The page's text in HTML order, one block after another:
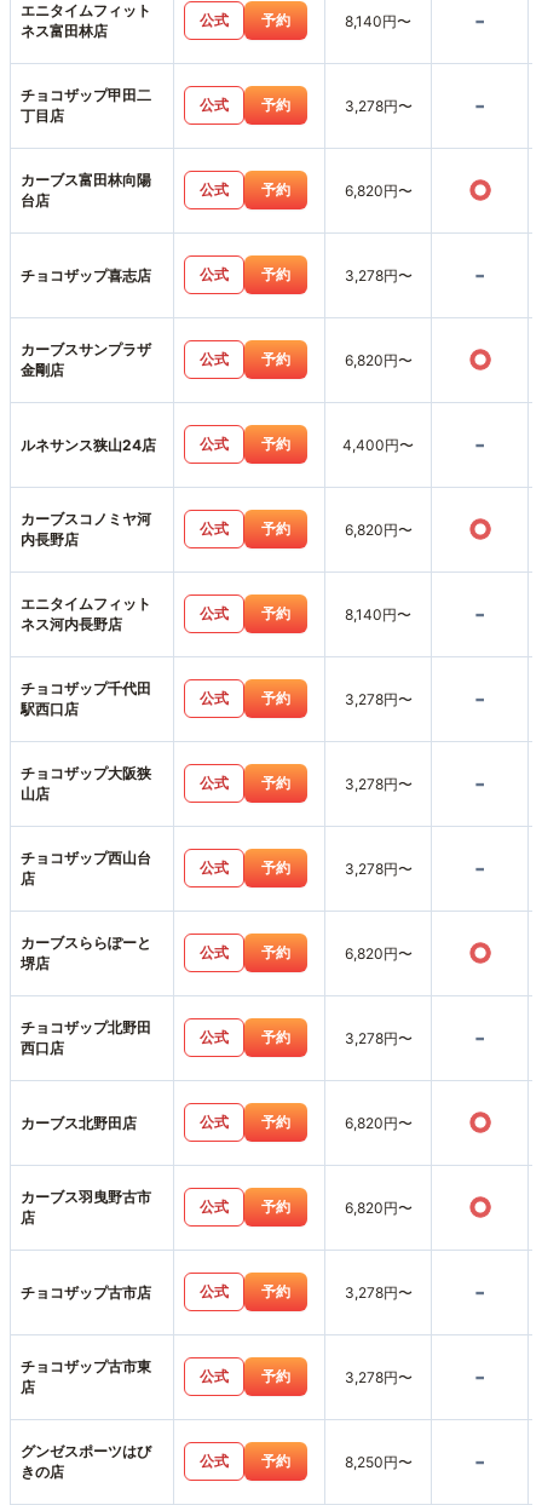
エニタイムフィット
ネス富田林店
公式 予約 8,140円〜 -
チョコザップ甲田二
丁目店
公式 予約 3,278円〜 -
カーブス富田林向陽
台店
公式 予約 6,820円〜 ○
チョコザップ喜志店 公式 予約 3,278円〜 -
カーブスサンプラザ
金剛店
公式 予約 6,820円〜 ○
ルネサンス狭山24店 公式 予約 4,400円〜 -
カーブスコノミヤ河
内長野店
公式 予約 6,820円〜 ○
エニタイムフィット
ネス河内長野店
公式 予約 8,140円〜 -
チョコザップ千代田
駅西口店
公式 予約 3,278円〜 -
チョコザップ大阪狭
山店
公式 予約 3,278円〜 -
チョコザップ西山台
店
公式 予約 3,278円〜 -
カーブスららぽーと
堺店
公式 予約 6,820円〜 ○
チョコザップ北野田
西口店
公式 予約 3,278円〜 -
カーブス北野田店 公式 予約 6,820円〜 ○
カーブス羽曳野古市
店
公式 予約 6,820円〜 ○
チョコザップ古市店 公式 予約 3,278円〜 -
チョコザップ古市東
店
公式 予約 3,278円〜 -
グンゼスポーツはび
きの店
公式 予約 8,250円〜 -